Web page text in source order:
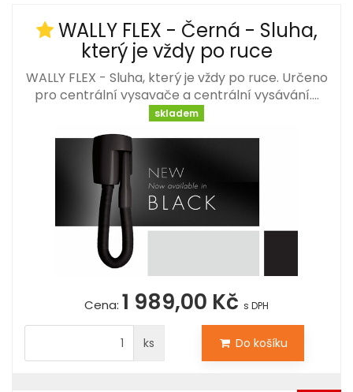
WALLY FLEX - Černá - Sluha,
který je vždy po ruce
WALLY FLEX - Sluha, který je vždy po ruce. Určeno
pro centrální vysavače a centrální vysávání.…
skladem
Cena: 1 989,00 Kč s DPH
ks Do košíku